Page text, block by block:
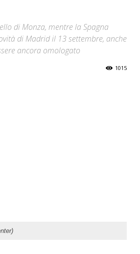
di Monza, mentre la Spagna
di Madrid il 13 settembre, anche
ancora omologato
1015